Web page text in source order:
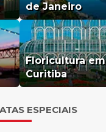
de Janeiro
Floricultura em
Curitiba
ESPECIAIS